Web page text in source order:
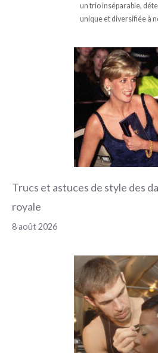
un trio inséparable,
unique et diversifiée à
Trucs et astuces de style des
royale
8 août 2026